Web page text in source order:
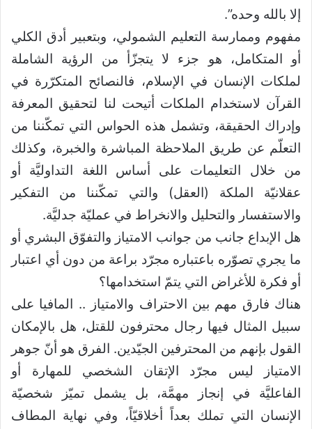
إلا بالله وحده”.
مفهوم وممارسة التعليم الشمولي، وبتعبير أدق الكلي
أو المتكامل، هو جزء لا يتجزّأ من الرؤية الشاملة
لملكات الإنسان في الإسلام، فالنصائح المتكرّرة في
القرآن لاستخدام الملكات أتيحت لنا لتحقيق المعرفة
وإدراك الحقيقة، وتشمل هذه الحواس التي تمكّننا من
التعلّم عن طريق الملاحظة المباشرة والخبرة، وكذلك
من خلال التعليمات على أساس اللغة التداوليَّة أو
عقلانيّة الملكة (العقل) والتي تمكّننا من التفكير
والاستفسار والتحليل والانخراط في عمليّة جدليَّة.
هل الإبداع جانب من جوانب الامتياز والتفوّق البشري أو
ما يجري تصوّره باعتباره مجرّد براعة من دون أي اعتبار
أو فكرة للأغراض التي يتمّ استخدامها؟
هناك فارق مهم بين الاحتراف والامتياز .. المافيا على
سبيل المثال فيها رجال محترفون للقتل، هل بالإمكان
القول بإنهم من المحترفين الجيّدين. الفرق هو أنّ جوهر
الامتياز ليس مجرّد الإتقان الشخصي للمهارة أو
الفاعليَّة في إنجاز مهمَّة، بل يشمل تميّز شخصيّة
الإنسان التي تملك بعداً أخلاقيّاً، وفي نهاية المطاف